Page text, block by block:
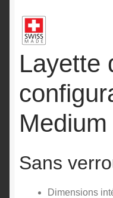
Layette
Medium
Sans
Dimensions